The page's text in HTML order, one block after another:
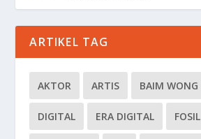
ARTIKEL TAG
AKTOR ARTIS BAIM WONG
DIGITAL ERA DIGITAL FOSIL